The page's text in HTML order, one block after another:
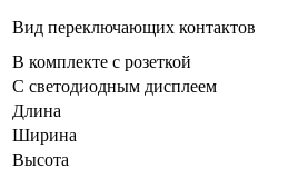
Вид переключающих контактов
В комплекте с розеткой
С светодиодным дисплеем
Длина
Ширина
Высота